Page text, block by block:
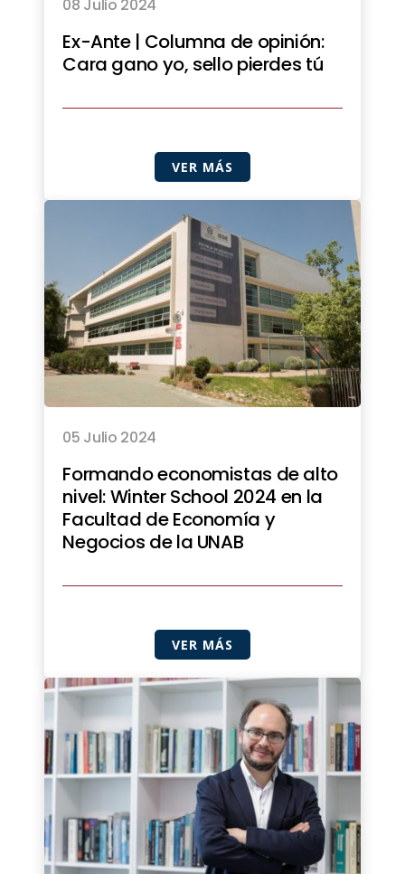
08 Julio 2024
Ex-Ante | Columna de opinión:
Cara gano yo, sello pierdes tú
VER MÁS
05 Julio 2024
Formando economistas de alto
nivel: Winter School 2024 en la
Facultad de Economía y
Negocios de la UNAB
VER MÁS